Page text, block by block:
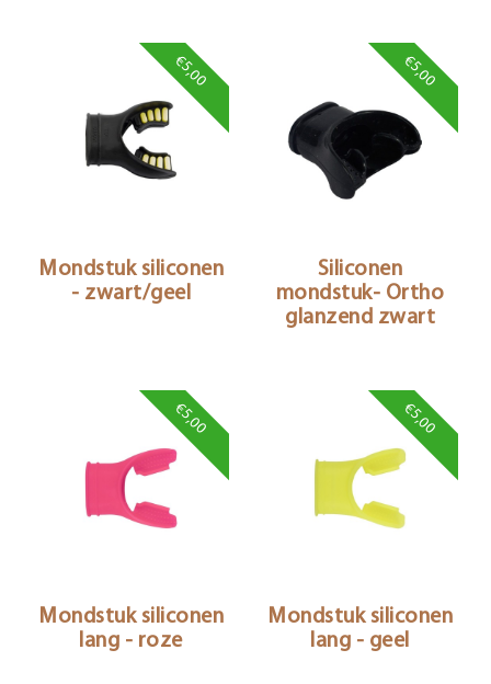
€5,00
Mondstuk siliconen
- zwart/geel
€5,00
Siliconen
mondstuk- Ortho
glanzend zwart
€5,00
Mondstuk siliconen
lang - roze
€5,00
Mondstuk siliconen
lang - geel